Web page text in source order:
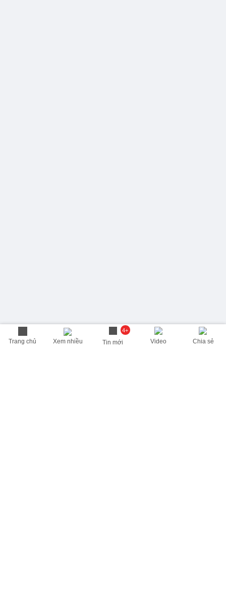
Trang chủ Xem nhiều
4+
Tin mới Video Chia sẻ